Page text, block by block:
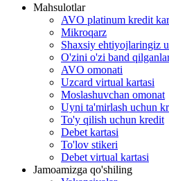
Mahsulotlar
AVO platinum kredit
Mikroqarz
Shaxsiy ehtiyojlaringiz
O'zini o'zi band
AVO omonati
Uzcard virtual kartasi
Moslashuvchan omonat
Uyni ta'mirlash uchun
To'y qilish uchun kredit
Debet kartasi
To'lov stikeri
Debet virtual kartasi
Jamoamizga qo'shiling